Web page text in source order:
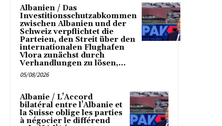
Albanien / Das
Investitionsschutzabkommen
zwischen Albanien und der
Schweiz verpflichtet die
Parteien, den Streit über den
internationalen Flughafen
Vlora zunächst durch
Verhandlungen zu lösen,...
05/08/2026
Albanie / L’Accord
bilatéral entre l’Albanie et
la Suisse oblige les parties
à négocier le différend